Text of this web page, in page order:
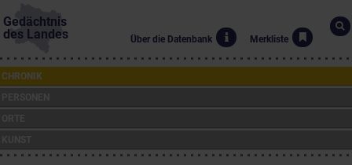
Gedächtnis
des Landes
Über die Datenbank Merkliste
CHRONIK